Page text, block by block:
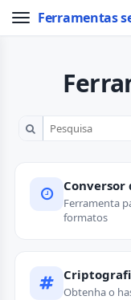
Ferramentas
Conversor
Ferramenta
formatos
Obtenha o